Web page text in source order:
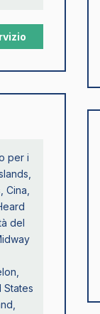
per i
Cina,
del
States